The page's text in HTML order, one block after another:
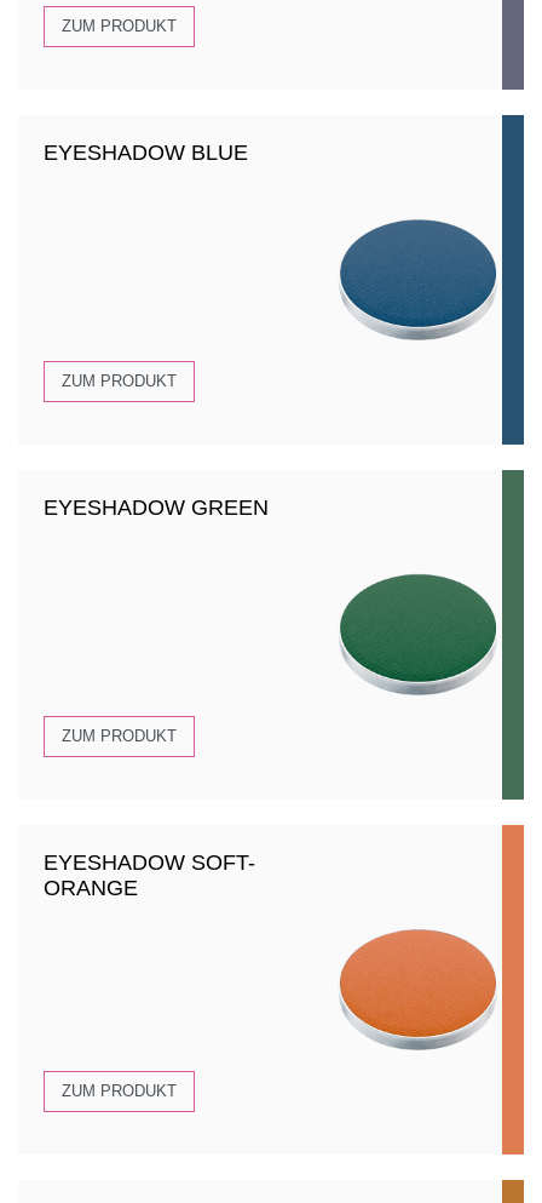
ZUM PRODUKT
EYESHADOW BLUE
ZUM PRODUKT
EYESHADOW GREEN
ZUM PRODUKT
EYESHADOW SOFT-
ORANGE
ZUM PRODUKT